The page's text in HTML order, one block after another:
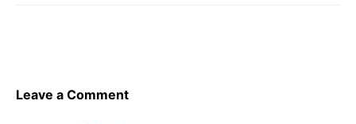
Leave a Comment